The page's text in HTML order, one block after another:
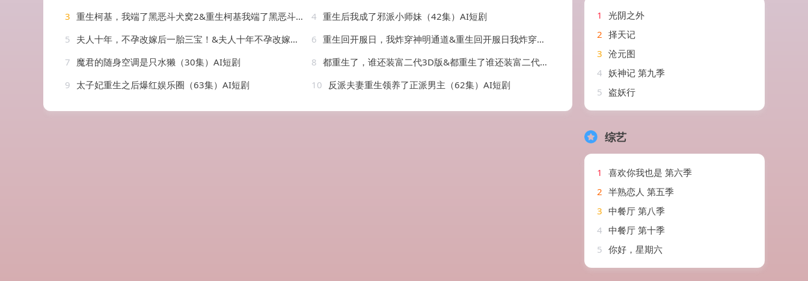
3 重生柯基，我端了黑恶斗犬窝2&重生柯基我端了黑恶斗犬窝2（60集）AI短剧 4 重生后我成了邪派小师妹（42集）AI短剧
5 夫人十年，不孕改嫁后一胎三宝！&夫人十年不孕改嫁后一胎三宝（60集）AI短剧 6 重生回开服日，我炸穿神明通道&重生回开服日我炸穿神明通道（70集）AI短剧
7 魔君的随身空调是只水獭（30集）AI短剧 8 都重生了，谁还装富二代3D版&都重生了谁还装富二代3D版（99集）AI短剧
9 太子妃重生之后爆红娱乐圈（63集）AI短剧 10 反派夫妻重生领养了正派男主（62集）AI短剧
1
光阴之外
2 择天记
3 沧元图
4 妖神记 第九季
5 盗妖行
综艺
1
喜欢你我也是 第六季
2 半熟恋人 第五季
3 中餐厅 第八季
4 中餐厅 第十季
5 你好，星期六